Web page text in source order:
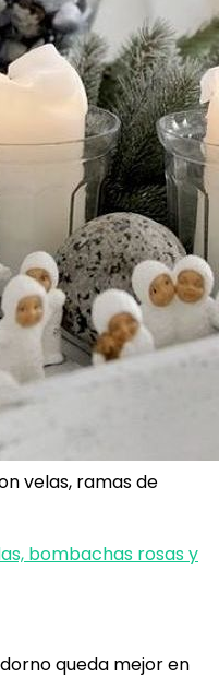
velas, ramas de
bombachas rosas y
queda mejor en